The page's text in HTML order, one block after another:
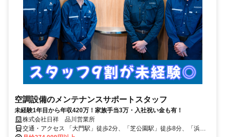
空調設備のメンテナンスサポートスタッフ
未経験1年目から年収420万！家族手当3万・入社祝い金も有！
株式会社日祥 品川営業所
交通・アクセス 「大門駅」徒歩2分、「芝公園駅」徒歩8分、「浜松